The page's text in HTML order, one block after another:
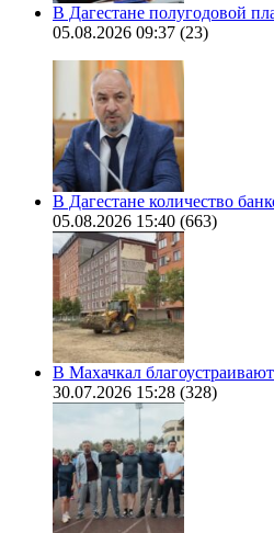
В Дагестане полугодовой
05.08.2026 09:37 (23)
В Дагестане количество
05.08.2026 15:40 (663)
В Махачкал
30.07.2026 15:28 (328)